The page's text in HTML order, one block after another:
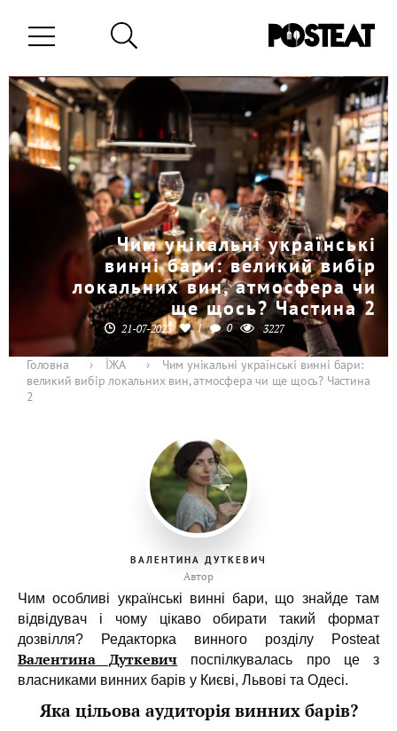
Чим унікальні українські
винні бари: великий вибір
локальних вин, атмосфера чи
ще щось? Частина 2
21-07-2023 1 0 3227
Головна › ЇЖА ›
Чим унікальні українські винні бари:
великий вибір локальних вин, атмосфера чи ще щось? Частина
2
ВАЛЕНТИНА ДУТКЕВИЧ
Автор
Чим особливі українські винні бари, що знайде там
відвідувач і чому цікаво обирати такий формат
дозвілля? Редакторка винного розділу Posteat
Валентина Дуткевич поспілкувалась про це з
власниками винних барів у Києві, Львові та Одесі.
Яка цільова аудиторія винних барів?